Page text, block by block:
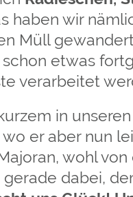
haben wir
Müll
etwas
verarbeitet
in
er aber nun
wohl
dabei,